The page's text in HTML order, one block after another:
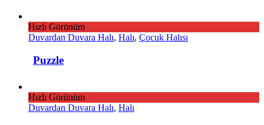
Hızlı Görünüm
Duvardan Duvara Halı, Halı, Çocuk Halısı
Puzzle
Hızlı Görünüm
Duvardan Duvara Halı, Halı